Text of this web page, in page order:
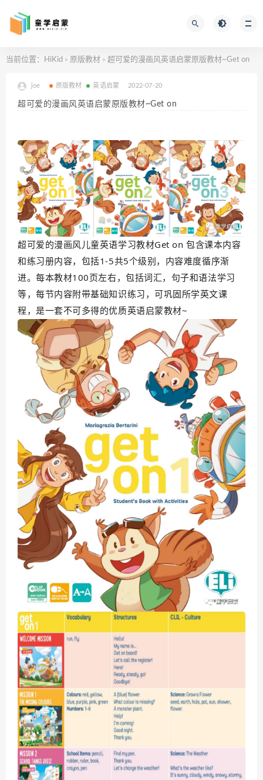
当前位置： HiKid > 原版教材 > 超可爱的漫画风英语启蒙原版教材~Get on
joe 原版教材 英语启蒙 2022-07-20
超可爱的漫画风英语启蒙原版教材~Get on
超可爱的漫画风儿童英语学习教材Get on 包含课本内容
和练习册内容，包括1-5共5个级别，内容难度循序渐
进。每本教材100页左右，包括词汇，句子和语法学习
等，每节内容附带基础知识练习，可巩固所学英文课
程，是一套不可多得的优质英语启蒙教材~